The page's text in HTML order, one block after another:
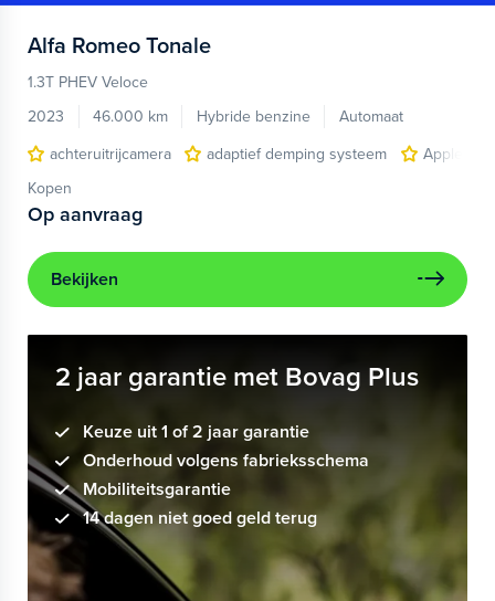
Alfa Romeo Tonale
1.3T PHEV Veloce
2023
46.000 km Hybride benzine
Automaat
achteruitrijcamera
adaptief demping systeem
Apple
Kopen
Op aanvraag
Bekijken
2 jaar garantie met Bovag Plus
Keuze uit 1 of 2 jaar garantie
Onderhoud volgens fabrieksschema
Mobiliteitsgarantie
14 dagen niet goed geld terug